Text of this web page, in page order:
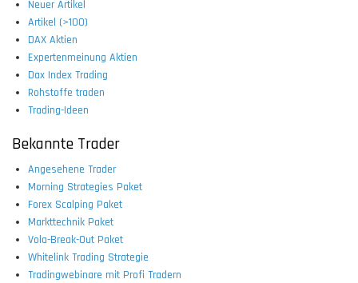
Neuer Artikel
Artikel (>100)
DAX Aktien
Expertenmeinung Aktien
Dax Index Trading
Rohstoffe traden
Trading-Ideen
Bekannte Trader
Angesehene Trader
Morning Strategies Paket
Forex Scalping Paket
Markttechnik Paket
Vola-Break-Out Paket
Whitelink Trading Strategie
Tradingwebinare mit Profi Tradern